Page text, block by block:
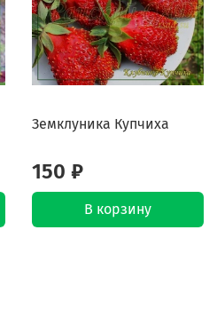
Земклуника Купчиха
150 ₽
В корзину